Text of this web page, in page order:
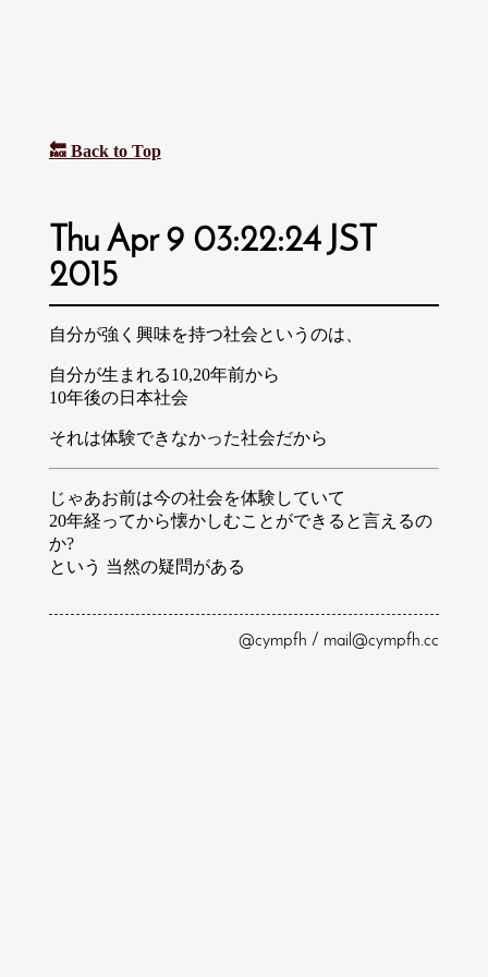
🔙 Back to Top
Thu Apr 9 03:22:24 JST
2015
自分が強く興味を持つ社会というのは、
自分が生まれる10,20年前から
10年後の日本社会
それは体験できなかった社会だから
じゃあお前は今の社会を体験していて
20年経ってから懐かしむことができると言えるの
か?
という 当然の疑問がある
@cympfh / mail@cympfh.cc